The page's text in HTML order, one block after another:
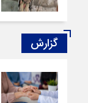
گزارش‌